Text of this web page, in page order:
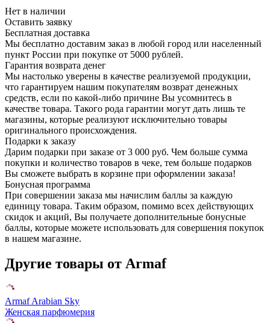
Нет в наличии
Оставить заявку
Бесплатная доставка
Мы бесплатно доставим заказ в любой город или населенный
пункт России при покупке от 5000 рублей.
Гарантия возврата денег
Мы настолько уверены в качестве реализуемой продукции,
что гарантируем нашим покупателям возврат денежных
средств, если по какой-либо причине Вы усомнитесь в
качестве товара. Такого рода гарантии могут дать лишь те
магазины, которые реализуют исключительно товары
оригинального происхождения.
Подарки к заказу
Дарим подарки при заказе от 3 000 руб. Чем больше сумма
покупки и количество товаров в чеке, тем больше подарков
Вы сможете выбрать в корзине при оформлении заказа!
Бонусная программа
При совершении заказа мы начислим баллы за каждую
единицу товара. Таким образом, помимо всех действующих
скидок и акций, Вы получаете дополнительные бонусные
баллы, которые можете использовать для совершения покупок
в нашем магазине.
Другие товары от Armaf
Armaf Arabian Sky
Женская парфюмерия